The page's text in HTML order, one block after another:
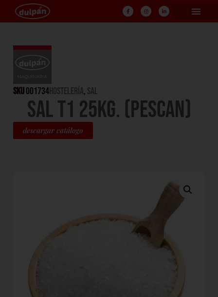
SKU001734HOSTELERÍA, Sal
SAL T1 25KG. (PESCAN)
descargar catálogo